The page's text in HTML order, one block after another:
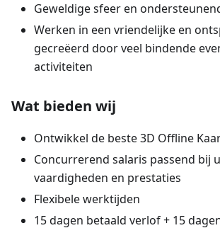
Geweldige sfeer en
Werken in een vriendelijke en
gecreëerd door veel bindende
activiteiten
Wat bieden wij
Ontwikkel de beste 3D Offline
Concurrerend salaris passend bij
vaardigheden en prestaties
Flexibele werktijden
15 dagen betaald verlof + 15